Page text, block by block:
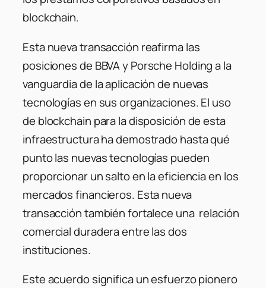
blockchain.
Esta nueva transacción reafirma las
posiciones de BBVA y Porsche Holding a la
vanguardia de la aplicación de nuevas
tecnologías en sus organizaciones. El uso
de blockchain para la disposición de esta
infraestructura ha demostrado hasta qué
punto las nuevas tecnologías pueden
proporcionar un salto en la eficiencia en los
mercados financieros. Esta nueva
transacción también fortalece una relación
comercial duradera entre las dos
instituciones.
Este acuerdo significa un esfuerzo pionero